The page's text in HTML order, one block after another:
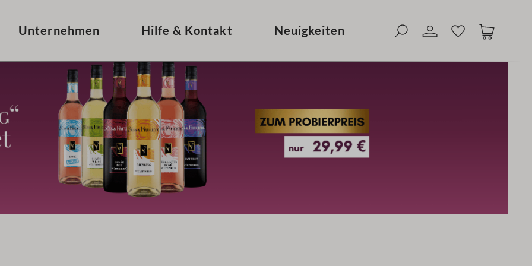
Unternehmen Hilfe & Kontakt Neuigkeiten